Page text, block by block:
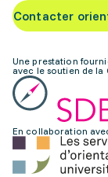
Contacter
Une prestation
avec le soutien de la
En collaboration